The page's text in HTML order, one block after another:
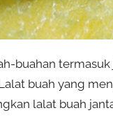
buahan
buah yang
lalat buah